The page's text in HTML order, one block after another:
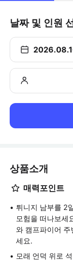
날짜 및 인원
상품소개
매력포인트
튀니지 남부를 2
모험을 떠나보세
와 캠프파이어
세요.
모래 언덕 위로